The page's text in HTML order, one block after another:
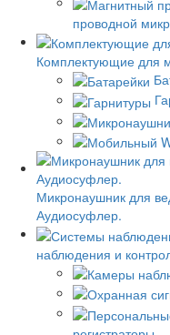
проводной
Комплектующие для
Микронаушник для
Аудиосуфлер.
наблюдения и